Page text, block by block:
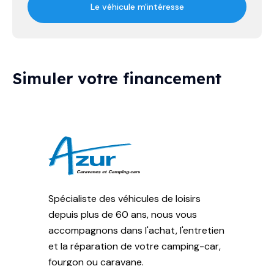
Le véhicule m'intéresse
Simuler votre financement
Spécialiste des véhicules de loisirs
depuis plus de 60 ans, nous vous
accompagnons dans l'achat, l'entretien
et la réparation de votre camping-car,
fourgon ou caravane.